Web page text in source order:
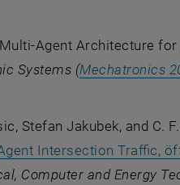
Agent Architecture
Systems (Mechatronics
neuen Fenster
Stefan Jakubek, and C.
Intersection Traffic,
Computer and Energy